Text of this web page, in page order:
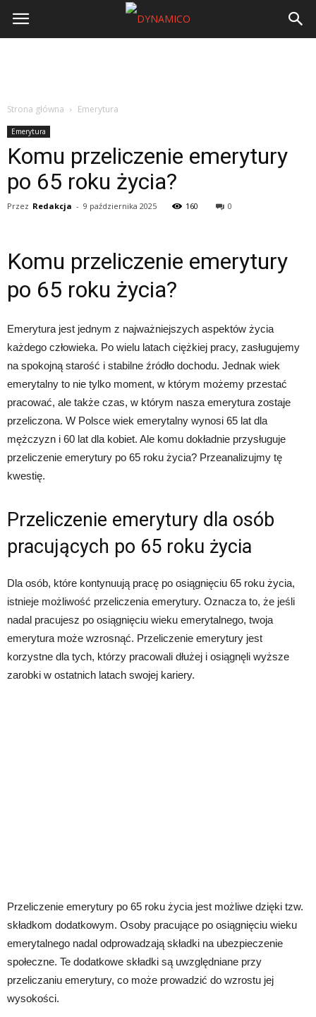
Strona główna Emerytura
Emerytura
Komu przeliczenie emerytury
po 65 roku życia?
Przez Redakcja - 9 października 2025 160 0
Komu przeliczenie emerytury
po 65 roku życia?
Emerytura jest jednym z najważniejszych aspektów życia
każdego człowieka. Po wielu latach ciężkiej pracy, zasługujemy
na spokojną starość i stabilne źródło dochodu. Jednak wiek
emerytalny to nie tylko moment, w którym możemy przestać
pracować, ale także czas, w którym nasza emerytura zostaje
przeliczona. W Polsce wiek emerytalny wynosi 65 lat dla
mężczyzn i 60 lat dla kobiet. Ale komu dokładnie przysługuje
przeliczenie emerytury po 65 roku życia? Przeanalizujmy tę
kwestię.
Przeliczenie emerytury dla osób
pracujących po 65 roku życia
Dla osób, które kontynuują pracę po osiągnięciu 65 roku życia,
istnieje możliwość przeliczenia emerytury. Oznacza to, że jeśli
nadal pracujesz po osiągnięciu wieku emerytalnego, twoja
emerytura może wzrosnąć. Przeliczenie emerytury jest
korzystne dla tych, którzy pracowali dłużej i osiągnęli wyższe
zarobki w ostatnich latach swojej kariery.
Przeliczenie emerytury po 65 roku życia jest możliwe dzięki tzw.
składkom dodatkowym. Osoby pracujące po osiągnięciu wieku
emerytalnego nadal odprowadzają składki na ubezpieczenie
społeczne. Te dodatkowe składki są uwzględniane przy
przeliczaniu emerytury, co może prowadzić do wzrostu jej
wysokości.